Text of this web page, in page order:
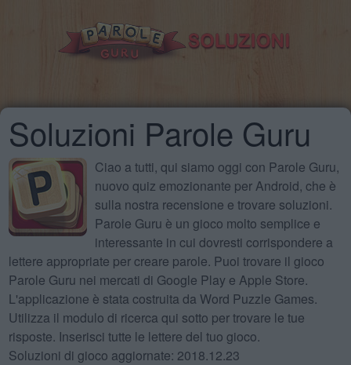
Soluzioni Parole Guru
Ciao a tutti, qui siamo oggi con Parole Guru,
nuovo quiz emozionante per Android, che è
sulla nostra recensione e trovare soluzioni.
Parole Guru è un gioco molto semplice e
interessante in cui dovresti corrispondere a
lettere appropriate per creare parole. Puoi trovare il gioco
Parole Guru nei mercati di Google Play e Apple Store.
L'applicazione è stata costruita da Word Puzzle Games.
Utilizza il modulo di ricerca qui sotto per trovare le tue
risposte. Inserisci tutte le lettere del tuo gioco.
Soluzioni di gioco aggiornate: 2018.12.23